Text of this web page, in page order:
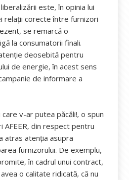
este, în opinia lui
relații corecte între furnizori
se remarcă o
la consumatorii finali.
deosebită pentru
de energie, în acest sens
de informare a
v-ar putea păcăli!, o spun
din respect pentru
atras atenția asupra
furnizorului. De exemplu,
în cadrul unui contract,
o calitate ridicată, că nu